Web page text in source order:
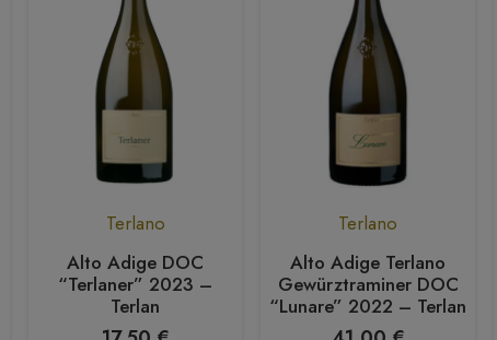
Terlano
Alto Adige DOC
“Terlaner” 2023 –
Terlan
Terlano
Alto Adige Terlano
Gewürztraminer DOC
“Lunare” 2022 – Terlan